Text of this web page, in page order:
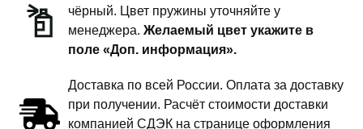
чёрный. Цвет пружины уточняйте у
менеджера. Желаемый цвет укажите в
поле «Доп. информация».
Доставка по всей России. Оплата за доставку
при получении. Расчёт стоимости доставки
компанией СДЭК на странице оформления